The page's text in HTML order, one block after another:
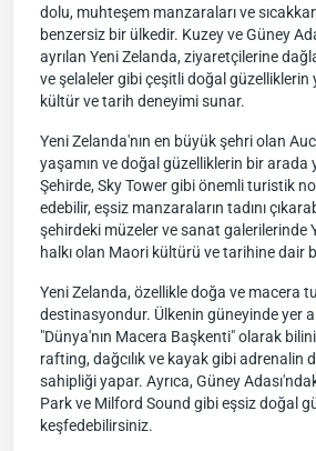
dolu, muhteşem manzaraları ve
benzersiz bir ülkedir. Kuzey ve Güney
ayrılan Yeni Zelanda, ziyaretçilerine
ve şelaleler gibi çeşitli doğal güzelliklerin
kültür ve tarih deneyimi sunar.
Yeni Zelanda'nın en büyük şehri olan
yaşamın ve doğal güzelliklerin bir arada
Şehirde, Sky Tower gibi önemli turistik
edebilir, eşsiz manzaraların tadını
şehirdeki müzeler ve sanat galerilerinde
halkı olan Maori kültürü ve tarihine dair
Yeni Zelanda, özellikle doğa ve macera
destinasyondur. Ülkenin güneyinde yer
"Dünya'nın Macera Başkenti" olarak
rafting, dağcılık ve kayak gibi adrenalin
sahipliği yapar. Ayrıca, Güney
Park ve Milford Sound gibi eşsiz doğal
keşfedebilirsiniz.